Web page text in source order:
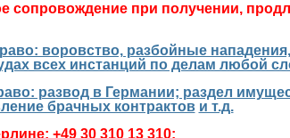
сопровождение при получении,
воровство, разбойные
всех инстанций по делам любой
развод в Германии; раздел
брачных контрактов и т.д.
+49 30 310 13 310;